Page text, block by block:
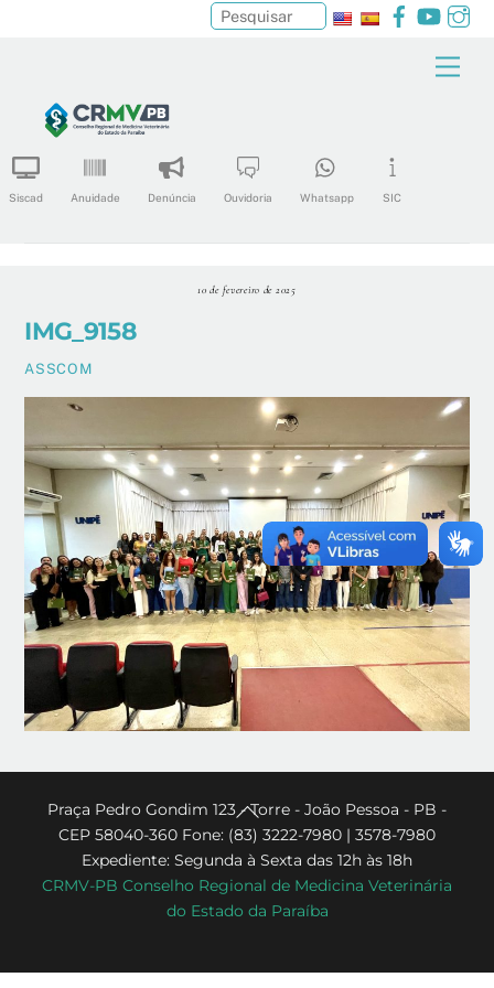
content
Facebook
Siscad Anuidade Denúncia Ouvidoria Whatsapp SIC
Pesquisar
10 de fevereiro de 2025
IMG_9158
ASSCOM
Back
To
Top
Praça Pedro Gondim 123 - Torre - João Pessoa - PB -
CEP 58040-360 Fone: (83) 3222-7980 | 3578-7980
Expediente: Segunda à Sexta das 12h às 18h
CRMV-PB Conselho Regional de Medicina Veterinária
do Estado da Paraíba